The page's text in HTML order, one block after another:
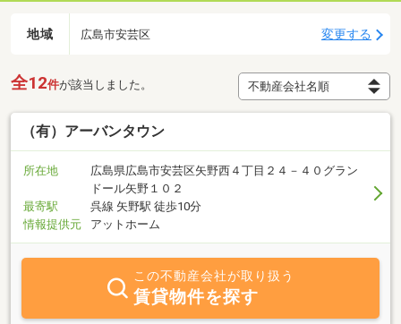
地域 広島市安芸区 変更する
全12件が該当しました。
（有）アーバンタウン
所在地
広島県広島市安芸区矢野西４丁目２４－４０グラン
ドール矢野１０２
最寄駅
呉線 矢野駅 徒歩10分
情報提供元
アットホーム
この不動産会社が取り扱う
賃貸物件を探す